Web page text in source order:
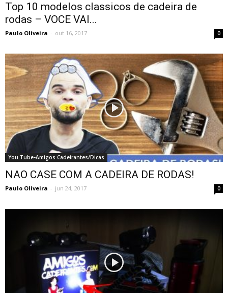
Top 10 modelos classicos de cadeira de
rodas – VOCE VAI...
Paulo Oliveira - out 16, 2017 0
You Tube-Amigos Cadeirantes/Dicas
NAO CASE COM A CADEIRA DE RODAS!
Paulo Oliveira - jun 24, 2017 0